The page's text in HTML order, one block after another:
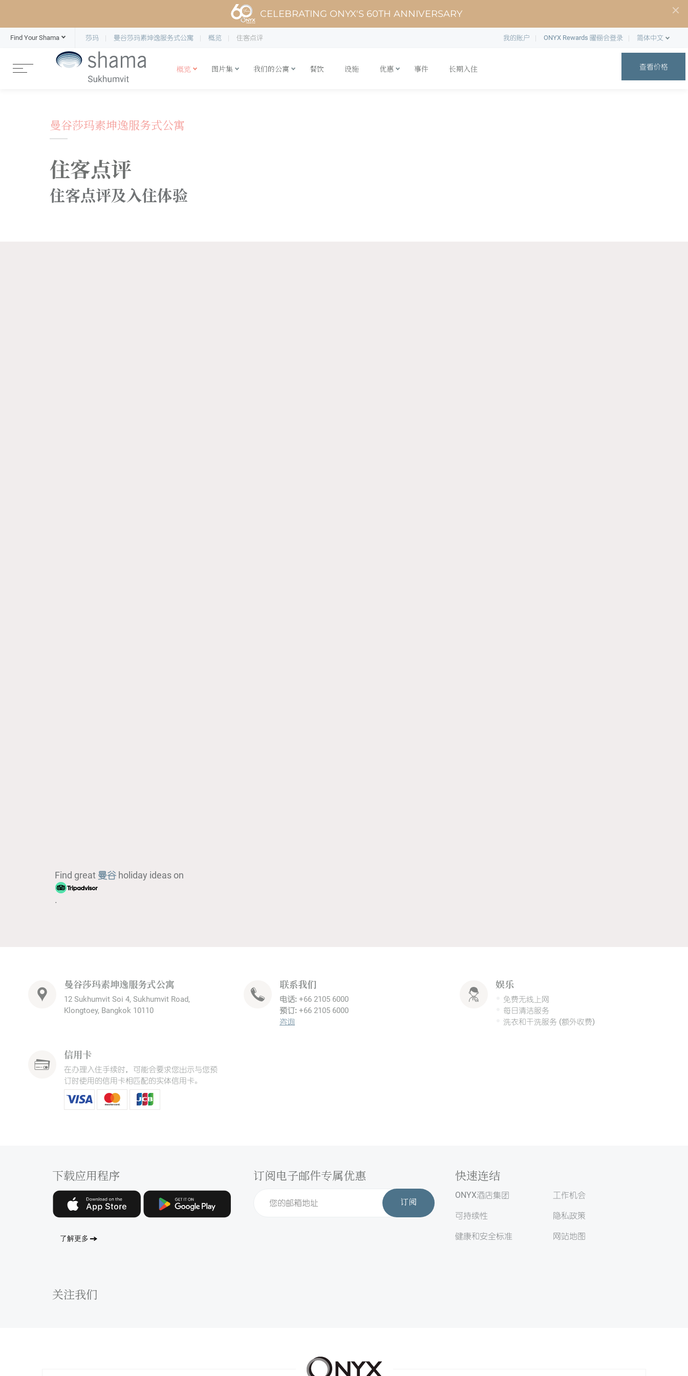
CELEBRATING ONYX'S 60TH ANNIVERSARY
Find Your Shama 莎玛 曼谷莎玛素坤逸服务式公寓 概览 住客点评 我的账户 ONYX Rewards 曜俪会登录 简体中文
概览 图片集 我们的公寓 餐饮 设施 优惠 事件 长期入住 查看价格
曼谷莎玛素坤逸服务式公寓
住客点评
住客点评及入住体验
Find great 曼谷 holiday ideas on
.
曼谷莎玛素坤逸服务式公寓
12 Sukhumvit Soi 4, Sukhumvit Road,
Klongtoey, Bangkok 10110
联系我们
电话: +66 2105 6000
预订: +66 2105 6000
咨询
娱乐
免费无线上网
每日清洁服务
洗衣和干洗服务 (额外收费)
信用卡
在办理入住手续时，可能会要求您出示与您预
订时使用的信用卡相匹配的实体信用卡。
下载应用程序
了解更多
订阅电子邮件专属优惠
订阅
快速连结
ONYX酒店集团
可持续性
健康和安全标准
工作机会
隐私政策
网站地图
关注我们